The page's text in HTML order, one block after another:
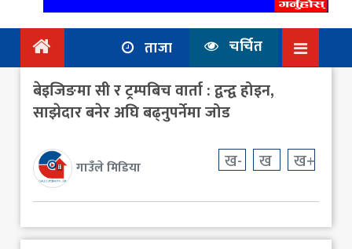
अन्तर्वार्ता
/ विचार
प्रदेश
विश्व
ट्राभल
मनोरञ्जन
खेलकुद
ताजा चर्चित
बेइजिङमा सी र ट्रम्पबिच वार्ता : द्वन्द्व होइन,
साझेदार बनेर अघि बढ्नुपर्नेमा जोड
गाउँले मिडिया ख- ख ख+